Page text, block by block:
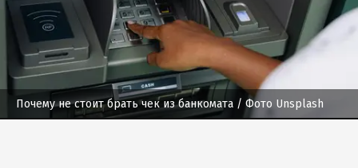
Почему не стоит брать чек из банкомата / Фото Unsplash